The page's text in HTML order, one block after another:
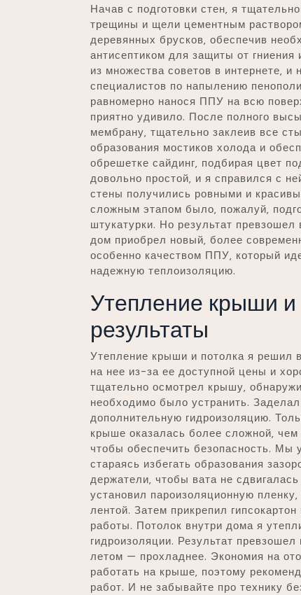
Начав с подготовки стен‚ я
трещины и щели цементным
деревянных брусков‚ обеспечив
антисептиком для защиты от
из множества советов в интернете‚
специалистов по напылению
равномерно нанося ППУ на всю
приятно удивило. После полного
мембрану‚ тщательно заклеив все
образования мостиков холода и
обрешетке сайдинг‚ подбирая цвет
довольно простой‚ и я справился с
стены получились ровными и
сложным этапом было‚ пожалуй‚
штукатурки. Но результат превзошел
дом приобрел новый‚ более
особенно качеством ППУ‚ который
надежную теплоизоляцию.
Утепление крыши и
результаты
Утепление крыши и потолка я
на нее из-за ее доступной цены и
тщательно осмотрел крышу‚
необходимо было устранить.
дополнительную гидроизоляцию.
крыше оказалась более сложной‚
чтобы обеспечить безопасность. Мы
стараясь избегать образования
держатели‚ чтобы вата не
установил пароизоляционную
лентой. Затем прикрепил
работы. Потолок внутри дома я
гидроизоляции. Результат
летом — прохладнее. Экономия на
работать на крыше‚ поэтому
работ. И не забывайте про технику